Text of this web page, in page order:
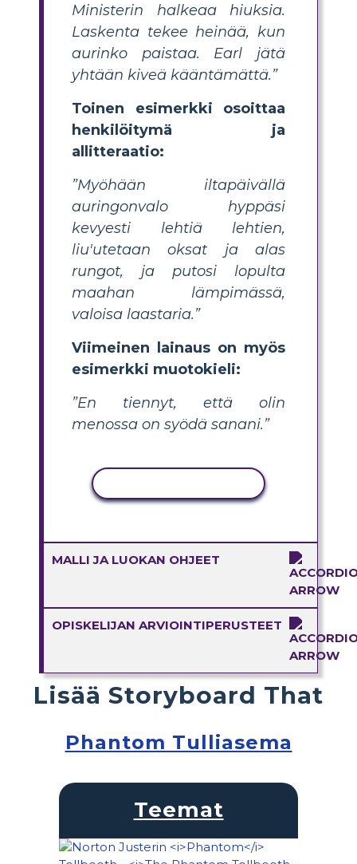
Ministerin halkeaa hiuksia.
Laskenta tekee heinää, kun
aurinko paistaa. Earl jätä
yhtään kiveä kääntämättä.”
Toinen esimerkki osoittaa
henkilöitymä ja
allitteraatio:
”Myöhään iltapäivällä
auringonvalo hyppäsi
kevyesti lehtiä lehtien,
liu'utetaan oksat ja alas
rungot, ja putosi lopulta
maahan lämpimässä,
valoisa laastaria.”
Viimeinen lainaus on myös
esimerkki muotokieli:
”En tiennyt, että olin
menossa on syödä sanani.”
MALLI JA LUOKAN OHJEET
OPISKELIJAN ARVIOINTIPERUSTEET
Lisää Storyboard That
Phantom Tulliasema
Teemat